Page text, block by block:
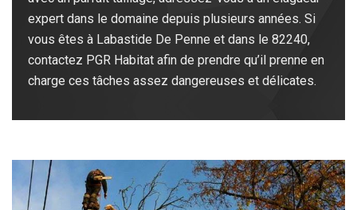
expert dans le domaine depuis plusieurs années. Si
vous êtes à Labastide De Penne et dans le 82240,
contactez PGR Habitat afin de prendre qu’il prenne en
charge ces tâches assez dangereuses et délicates.